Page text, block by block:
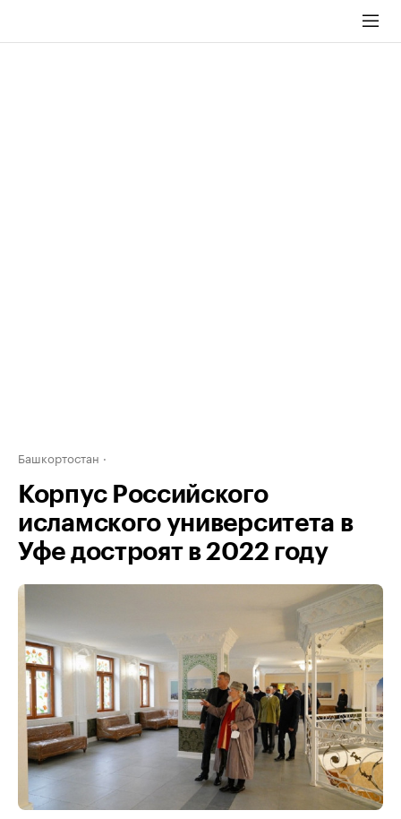
Башкортостан
Корпус Российского
исламского университета в
Уфе достроят в 2022 году